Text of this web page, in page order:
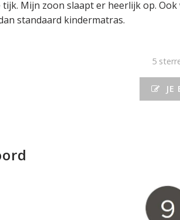
Mijn zoon slaapt er heerlijk op. Ook
standaard kindermatras.
5
JE